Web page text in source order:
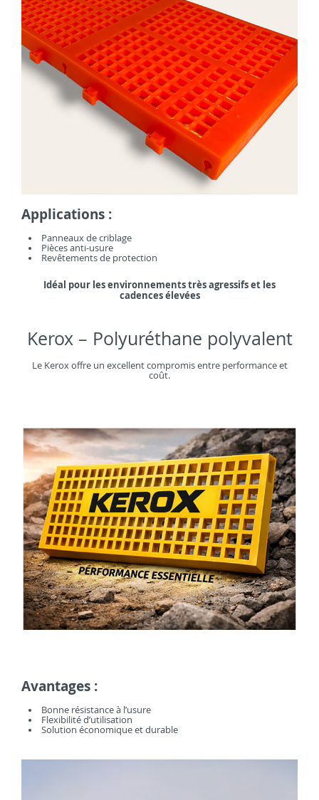
Applications :
Panneaux de criblage
Pièces anti-usure
Revêtements de protection
Idéal pour les environnements très agressifs et les
cadences élevées
Kerox – Polyuréthane polyvalent
Le Kerox offre un excellent compromis entre performance et
coût.
Avantages :
Bonne résistance à l’usure
Flexibilité d’utilisation
Solution économique et durable